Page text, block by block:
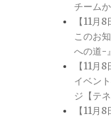
チーム
【11月
このお
への道-
【11月
イベン
ジ【テ
【11月